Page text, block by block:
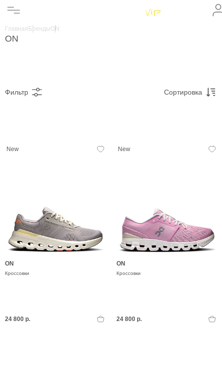
Главная БрендыON
ON
Фильтр Сортировка
New
ON
Кроссовки
24 800 р.
New
ON
Кроссовки
24 800 р.